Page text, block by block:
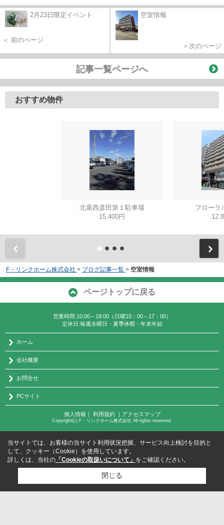
2月23日限定イベント
＜ 前のページ
空室情報
＞次のページ
記事一覧ページへ
おすすめ物件
北葛西彦田第１駐車場
15,400円
フロー
F・リンクホーム株式会社 > ブログ記事一覧 > 空室情報
ページトップに戻る
営業時間:10:00～18:00（日曜10：00～17：00）
定休日:毎週水曜日・夏季休暇・年末年始
ホーム
会社概要
お問合せ
PCサイト
個人情報 ｜ 利用規約｜ アクセスマップ
Copyright(c) F・リンクホーム株式会社 All rights reserved.
当サイトでは、お客様の当サイト利用状況把握、サービス向上検討を目的と
して、クッキー（Cookie）を使用しています。
詳しくは、当社の 「Cookieの取扱いについて」 をご確認ください。
閉じる